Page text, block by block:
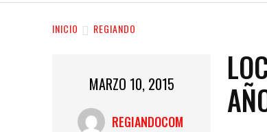
INICIO REGIANDO
MARZO 10, 2015
REGIANDOCOM